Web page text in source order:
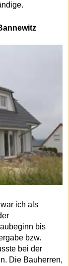
ich als
bis
bzw.
bei der
Die Bauherren,